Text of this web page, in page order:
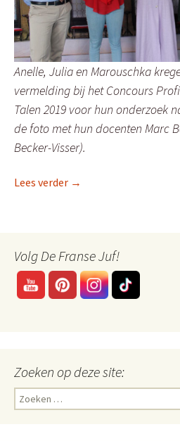
Anelle, Julia en Marouschka
vermelding bij het Concours
Talen 2019 voor hun onderzoek
de foto met hun docenten Marc
Becker-Visser).
Lees verder Al rennend Franse
→
Volg De Franse Juf!
Zoeken op deze site:
Zoeken
naar: